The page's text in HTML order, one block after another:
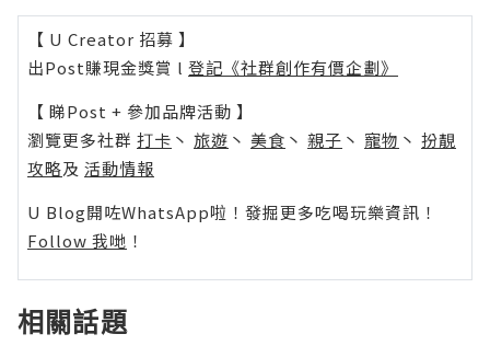
【 U Creator 招募 】
出Post賺現金獎賞 l 登記《社群創作有價企劃》
【 睇Post + 參加品牌活動 】
瀏覽更多社群 打卡 丶 旅遊 丶 美食 丶 親子 丶 寵物 丶 扮靚
攻略及 活動情報
U Blog開咗WhatsApp啦！發掘更多吃喝玩樂資訊！
Follow 我哋 ！
相關話題